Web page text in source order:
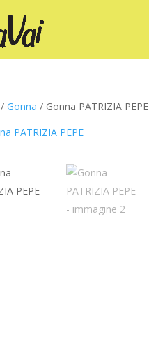
/Gonna / Gonna PATRIZIA PEPE